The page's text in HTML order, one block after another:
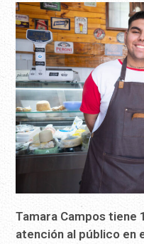
Tamara Campos tiene
atención al público en